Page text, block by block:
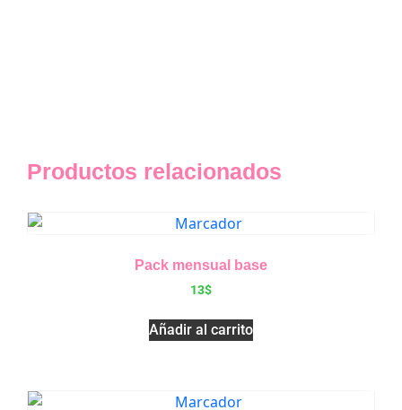
Productos relacionados
Pack mensual base
13$
Añadir al carrito